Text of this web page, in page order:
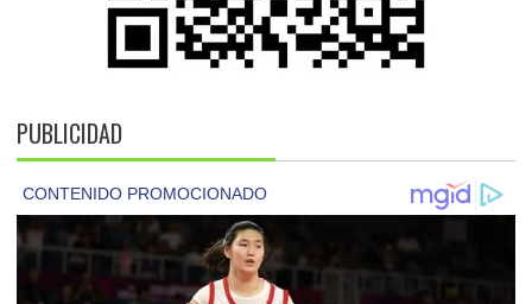
PUBLICIDAD